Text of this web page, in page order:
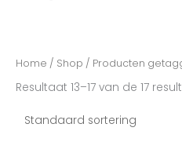
Home / Shop / Producten
Resultaat 13–17 van de 17